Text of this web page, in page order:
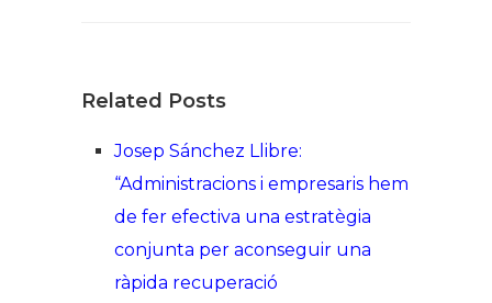
Related Posts
Josep Sánchez Llibre:
“Administracions i empresaris hem
de fer efectiva una estratègia
conjunta per aconseguir una
ràpida recuperació